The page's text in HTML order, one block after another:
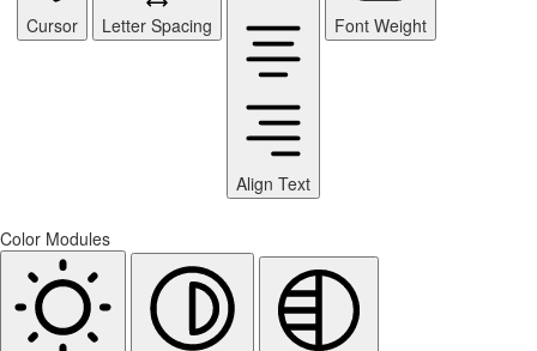
Cursor Letter Spacing
Align Text
Font Weight
Color Modules